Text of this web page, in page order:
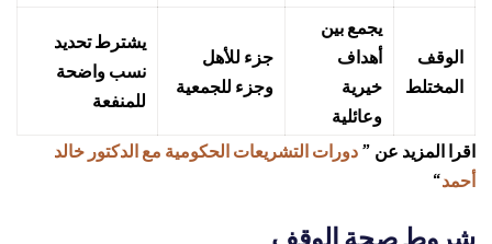
الوقف
المختلط
يجمع بين
أهداف
خيرية
وعائلية
جزء للأهل
وجزء للجمعية
يشترط تحديد
نسب واضحة
للمنفعة
اقرا المزيد عن ”دورات التشريعات الحكومية مع الدكتور خالد
أحمد“
شروط صحة الوقف